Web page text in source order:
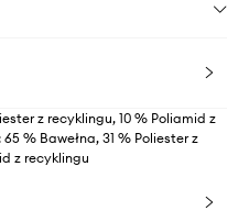
z recyklingu, 10 % Poliamid z
% Bawełna, 31 % Poliester z
z recyklingu